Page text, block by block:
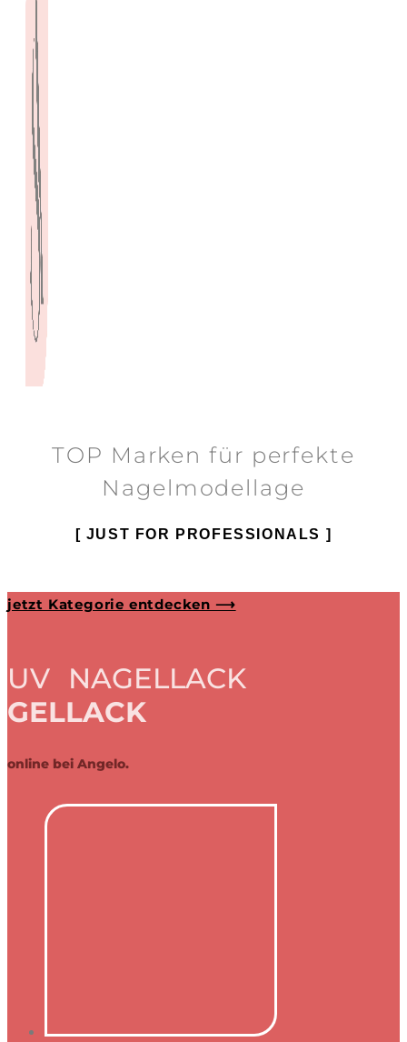
TOP Marken für perfekte
Nagelmodellage
[ JUST FOR PROFESSIONALS ]
jetzt Kategorie entdecken ⟶
UV NAGELLACK
GELLACK
online bei Angelo.